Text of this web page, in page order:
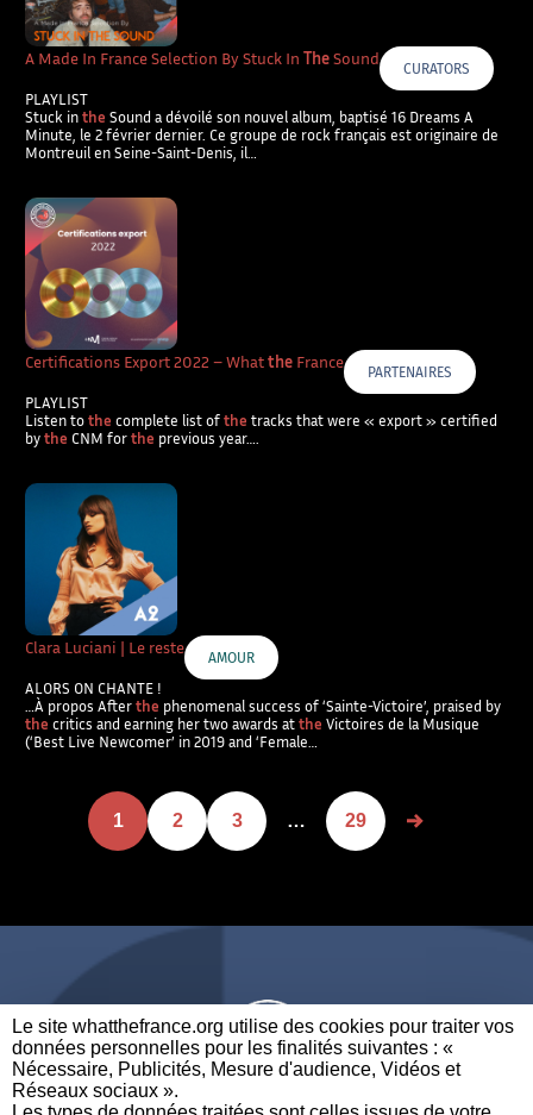
Le site whatthefrance.org utilise des cookies pour traiter vos
données personnelles pour les finalités suivantes : «
Nécessaire, Publicités, Mesure d'audience, Vidéos et
Réseaux sociaux ». ​
A Made In France Selection By Stuck InTheSound CURATORS
PLAYLIST
Stuck inthe Sound a dévoilé son nouvel album, baptisé 16 Dreams A
Minute, le 2 février dernier. Ce groupe de rock français est originaire de
Montreuil en Seine-Saint-Denis, il…
Certifications Export 2022 – Whatthe France PARTENAIRES
PLAYLIST
Listen tothe complete list ofthe tracks that were « export » certified
bythe CNM forthe previous year….
Clara Luciani | Le reste AMOUR
ALORS ON CHANTE !
…À propos Afterthe phenomenal success of ‘Sainte-Victoire’, praised by
the critics and earning her two awards atthe Victoires de la Musique
(‘Best Live Newcomer’ in 2019 and ‘Female…
1 2 3 … 29
A BRAND OF